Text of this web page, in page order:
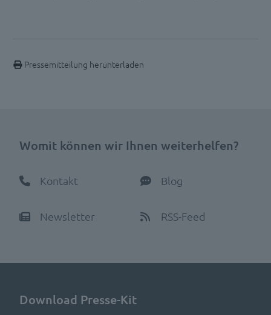
Pressemitteilung herunterladen
Womit können wir Ihnen weiterhelfen?
Kontakt
Newsletter
Blog
RSS-Feed
Download Presse-Kit